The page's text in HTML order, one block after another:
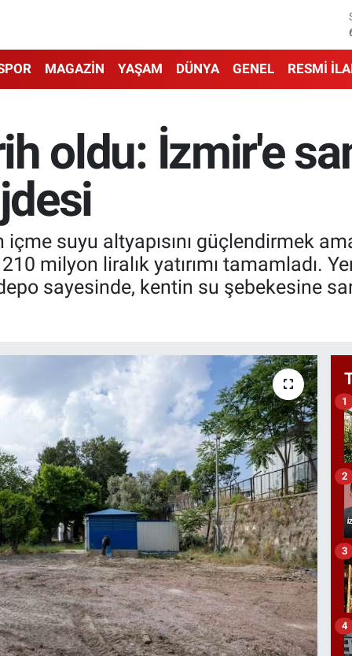
MAGAZİN YAŞAM DÜNYA GENEL RESMİ
oldu: İzmir'e
suyu altyapısını güçlendirmek
milyon liralık yatırımı tamamladı.
sayesinde, kentin su şebekesine
1
2
3
4